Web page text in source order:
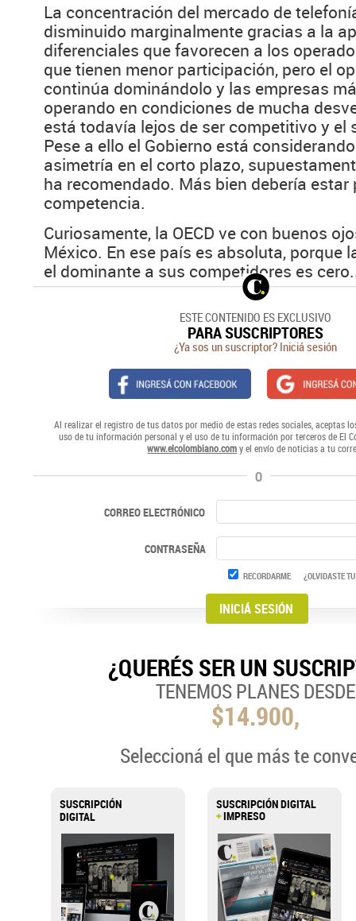
La concentración del mercado de
disminuido marginalmente gracias a la
diferenciales que favorecen a los
que tienen menor participación, pero el
continúa dominándolo y las empresas
operando en condiciones de mucha
está todavía lejos de ser competitivo y el
Pese a ello el Gobierno está
asimetría en el corto plazo,
ha recomendado. Más bien debería
competencia.
Curiosamente, la OECD ve con buenos
México. En ese país es absoluta, porque
el dominante a sus competidores es
ESTE CONTENIDO ES EXCLUSIVO
PARA SUSCRIPTORES
¿Ya sos un suscriptor? Iniciá sesión
Al realizar el registro de tus datos por medio de estas redes sociales, aceptas
uso de tu información personal y el uso de tu información por terceros de El
www.elcolombiano.comy el envío de noticias a tu
O
CORREO ELECTRÓNICO
CONTRASEÑA
RECORDARME ¿OLVIDASTE TU
¿QUERÉS SER UN
TENEMOS PLANES DESDE
$14.900,
Seleccioná el que más te
SUSCRIPCIÓN
DIGITAL
SUSCRIPCIÓN DIGITAL
+IMPRESO